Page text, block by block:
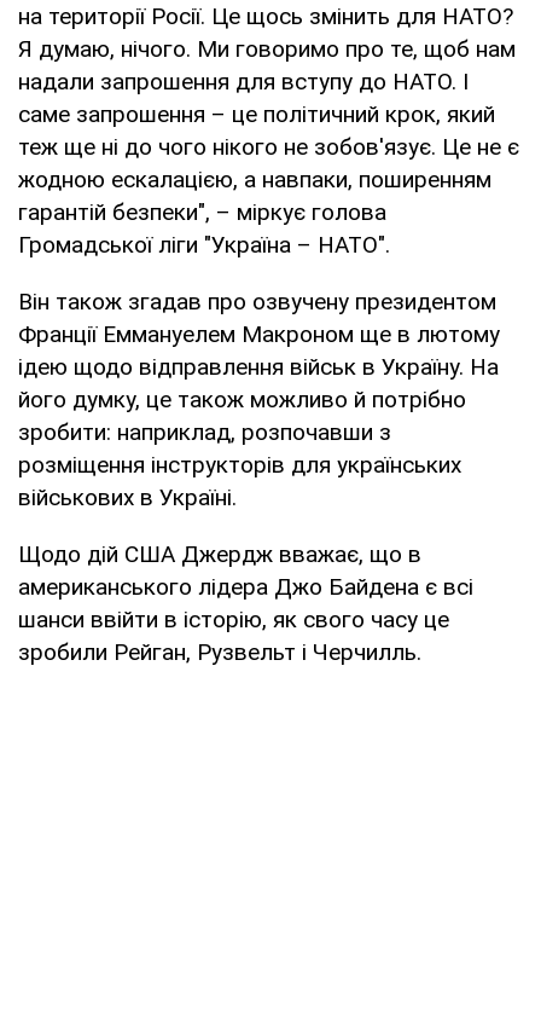
на території Росії. Це щось змінить для НАТО?
Я думаю, нічого. Ми говоримо про те, щоб нам
надали запрошення для вступу до НАТО. І
саме запрошення – це політичний крок, який
теж ще ні до чого нікого не зобов'язує. Це не є
жодною ескалацією, а навпаки, поширенням
гарантій безпеки", – міркує голова
Громадської ліги "Україна – НАТО".
Він також згадав про озвучену президентом
Франції Еммануелем Макроном ще в лютому
ідею щодо відправлення військ в Україну. На
його думку, це також можливо й потрібно
зробити: наприклад, розпочавши з
розміщення інструкторів для українських
військових в Україні.
Щодо дій США Джердж вважає, що в
американського лідера Джо Байдена є всі
шанси ввійти в історію, як свого часу це
зробили Рейган, Рузвельт і Черчилль.